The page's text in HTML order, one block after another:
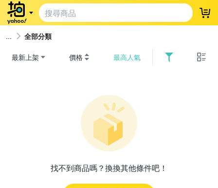
登
全部分類
最新上架 價格 最高人氣
找不到商品嗎？換換其他條件吧！